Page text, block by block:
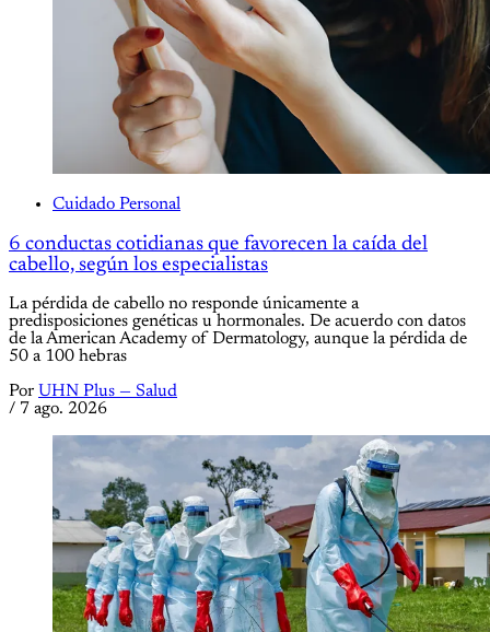
Cuidado Personal
6 conductas cotidianas que favorecen la caída del
cabello, según los especialistas
La pérdida de cabello no responde únicamente a
predisposiciones genéticas u hormonales. De acuerdo con datos
de la American Academy of Dermatology, aunque la pérdida de
50 a 100 hebras
Por UHN Plus — Salud
/ 7 ago. 2026